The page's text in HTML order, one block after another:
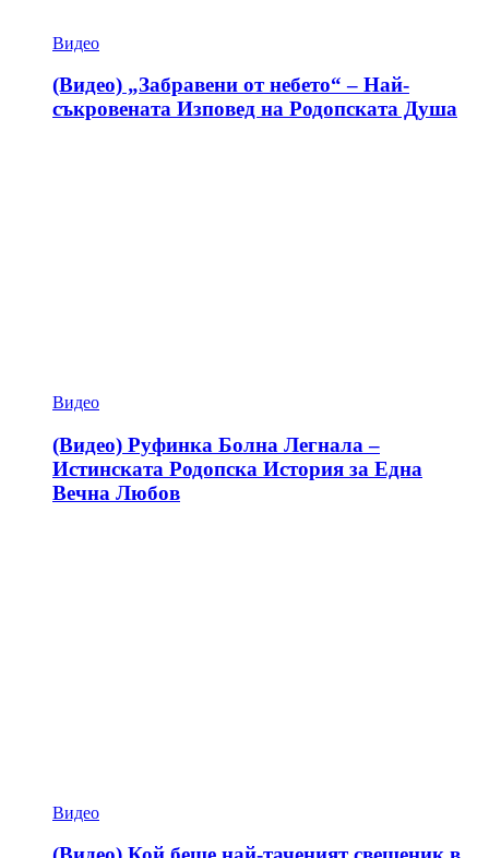
Видео
(Видео) „Забравени от небето“ – Най-
съкровената Изповед на Родопската Душа
Видео
(Видео) Руфинка Болна Легнала –
Истинската Родопска История за Една
Вечна Любов
Видео